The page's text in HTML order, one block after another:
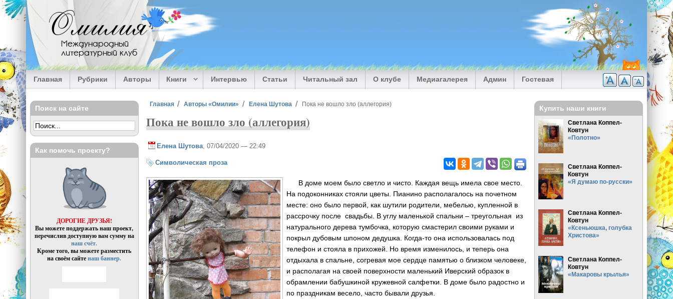
Перейти к основному содержанию
Омилия
Международный
литературный клуб
Главная Рубрики Авторы Книги Интервью Статьи Читальный зал О клубе Медиагалерея Админ Гостевая
Вы здесь
Главная Авторы «Омилии» Елена Шутова Пока не вошло зло (аллегория)
Пока не вошло зло (аллегория)
Елена Шутова , 07/04/2020 — 22:49
Символическая проза
В доме моем было светло и чисто. Каждая вещь имела свое место.
На подоконниках стояли цветы. Пианино располагалось на почетном
месте: оно было первой, как шутили родители, мебелью, купленной в
рассрочку после свадьбы. В углу маленькой спальни – треугольная из
натурального дерева тумбочка, которую смастерил своими руками и
покрыл дубовым шпоном дедушка. Когда-то она использовалась под
телефон и стояла в прихожей. Но время изменилось, и теперь она
отдыхала в спальне, согревая мое сердце памятью о близком человеке,
и располагая на своей поверхности маленький Иверский образок в
обрамлении бабушкиной кружевной салфетки. В доме было радостно и
по праздникам весело, часто бывали друзья.
Поиск на сайте
Как помочь проекту?
ДОРОГИЕ ДРУЗЬЯ!
Вы можете поддержать наш проект,
перечислив доступную вам сумму на
наш счёт.
Кроме того, вы можете разместить
на своём сайтенаш баннер.
Купить наши книги
Светлана Коппел-
Ковтун
«Полотно»
Светлана Коппел-
Ковтун
«Я думаю по-русски»
Светлана Коппел-
Ковтун
«Ксеньюшка, голубка
Христова»
Светлана Коппел-
Ковтун
«Макаровы крылья»